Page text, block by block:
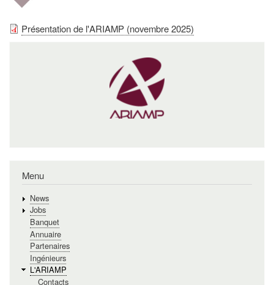
Présentation de l'ARIAMP (novembre 2025)
Menu
News
Jobs
Banquet
Annuaire
Partenaires
Ingénieurs
L'ARIAMP
Contacts